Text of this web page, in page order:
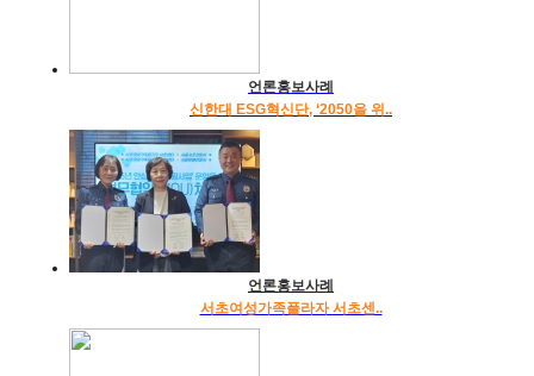
언론홍보사례
신한대 ESG혁신단, ‘2050을 위..
언론홍보사례
서초여성가족플라자 서초센..